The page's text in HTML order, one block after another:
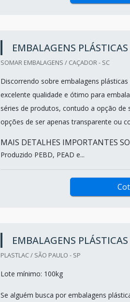
EMBALAGENS
SOMAR EMBALAGENS / CAÇADOR - SC
Discorrendo sobre embalagens
excelente qualidade e ótimo para
séries de produtos, contudo a opção
opções de ser apenas transparente ou
MAIS DETALHES IMPORTANTES
Produzido PEBD, PEAD e...
EMBALAGENS
PLASTLAC / SÃO PAULO - SP
Lote mínimo: 100kg
Se alguém busca por embalagens